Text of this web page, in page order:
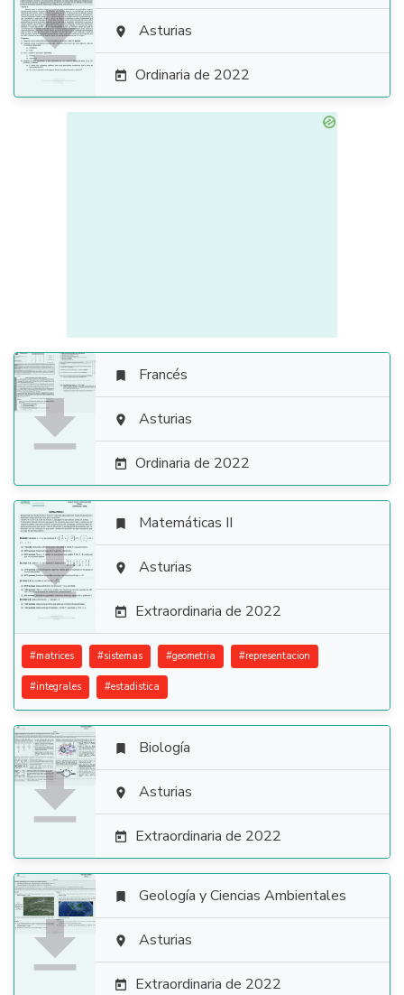
  Asturias
 Ordinaria de 2022

 Francés
 Asturias
 Ordinaria de 2022

 Matemáticas II
 Asturias
 Extraordinaria de 2022
#matrices #sistemas #geometria #representacion
#integrales #estadistica

 Biología
 Asturias
 Extraordinaria de 2022

 Geología y Ciencias Ambientales
 Asturias
 Extraordinaria de 2022